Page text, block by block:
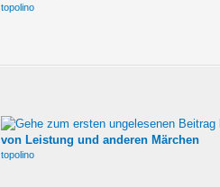
topolino
von Leistung und anderen Märchen
topolino